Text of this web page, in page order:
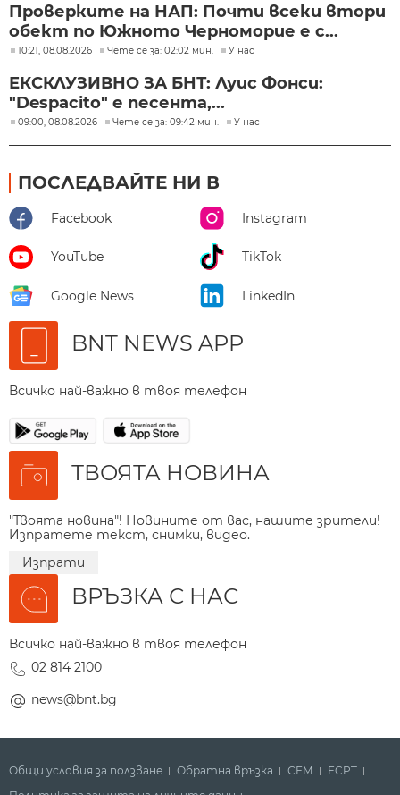
Проверките на НАП: Почти всеки втори
обект по Южното Черноморие е с...
10:21, 08.08.2026 Чете се за: 02:02 мин. У нас
ЕКСКЛУЗИВНО ЗА БНТ: Луис Фонси:
"Despacito" е песента,...
09:00, 08.08.2026 Чете се за: 09:42 мин. У нас
ПОСЛЕДВАЙТЕ НИ В
Facebook Instagram
YouTube TikTok
Google News LinkedIn
BNT NEWS APP
Всичко най-важно в твоя телефон
ТВОЯТА НОВИНА
"Твоята новина"! Новините от вас, нашите зрители!
Изпратете текст, снимки, видео.
Изпрати
ВРЪЗКА С НАС
Всичко най-важно в твоя телефон
02 814 2100
news@bnt.bg
Общи условия за ползване Обратна връзка СЕМ
ECPT